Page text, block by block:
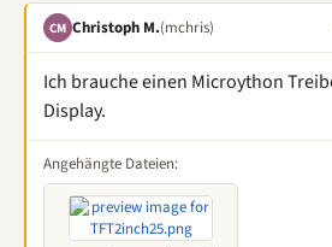
CM Christoph M.(mchris)
Ich brauche einen Microython
Display.
Angehängte Dateien: